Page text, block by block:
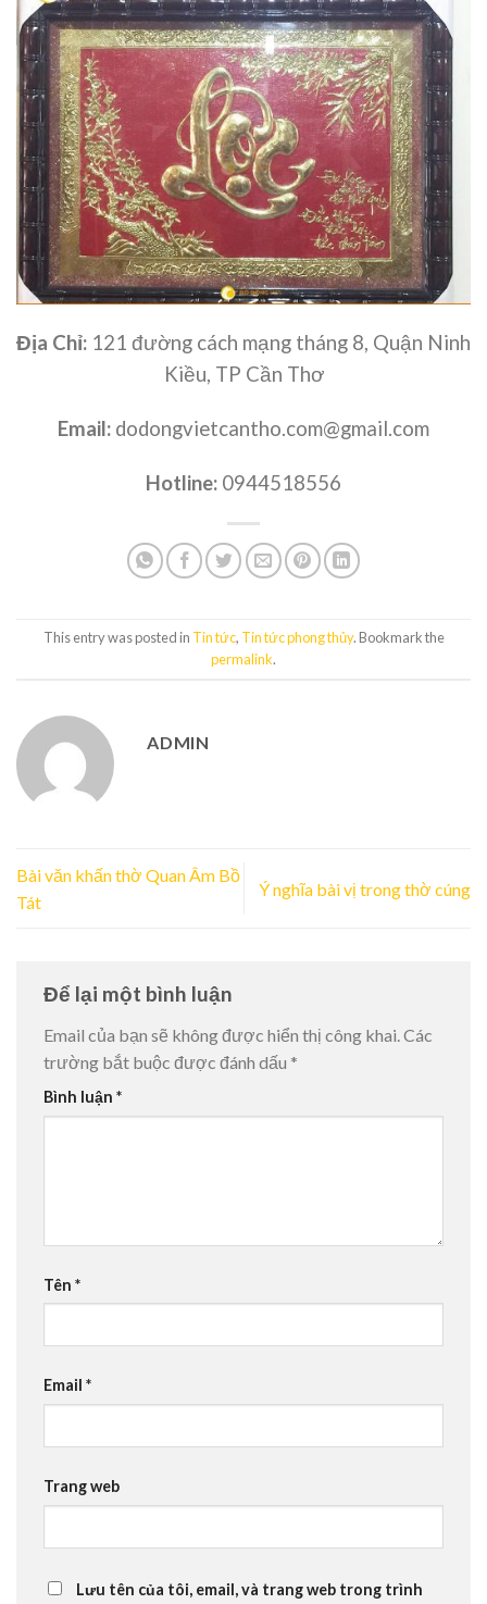
Địa Chỉ: 121 đường cách mạng tháng 8, Quận Ninh
Kiều, TP Cần Thơ
Email: dodongvietcantho.com@gmail.com
Hotline: 0944518556
This entry was posted in Tin tức, Tin tức phong thủy. Bookmark the
permalink.
ADMIN
Bài văn khấn thờ Quan Âm Bồ
Tát
Ý nghĩa bài vị trong thờ cúng
Để lại một bình luận
Email của bạn sẽ không được hiển thị công khai.Các
trường bắt buộc được đánh dấu *
Bình luận *
Tên *
Email *
Trang web
Lưu tên của tôi, email, và trang web trong trình